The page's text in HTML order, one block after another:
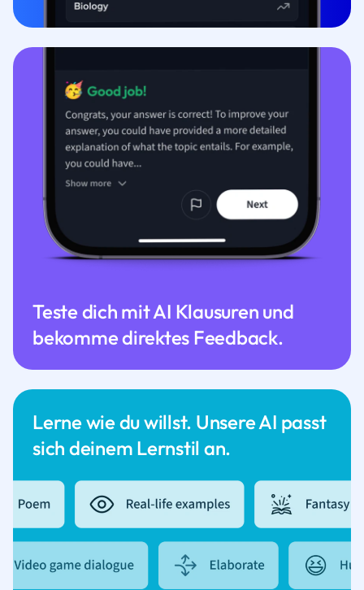
Lerne wie du willst. Unsere AI passt
sich deinem Lernstil an.
Teste dich mit AI Klausuren und
bekomme direktes Feedback.